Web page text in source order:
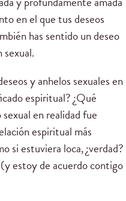
en el que tus deseos
has sentido un deseo
y anhelos sexuales en
espiritual? ¿Qué
en realidad fue
espiritual más
si estuviera loca, ¿verdad?
estoy de acuerdo contigo